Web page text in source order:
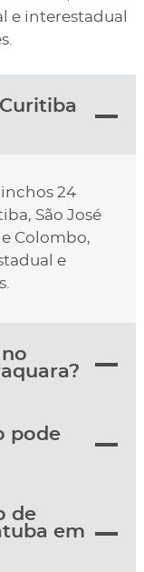
e interestadual
24
São José
Colombo,
e
pode
de
em